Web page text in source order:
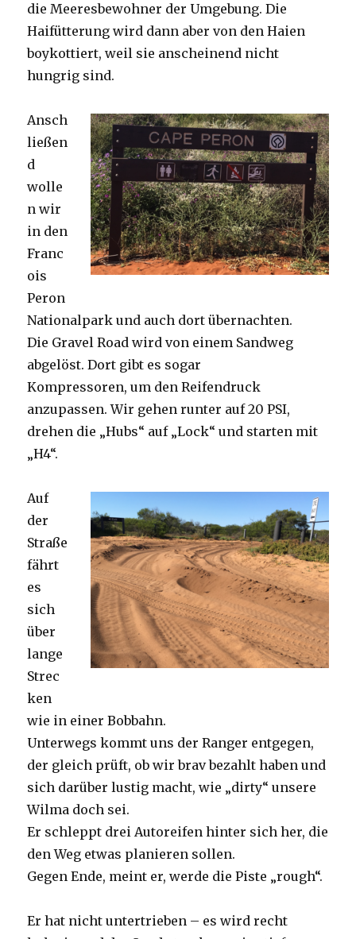
die Meeresbewohner der Umgebung. Die
Haifütterung wird dann aber von den Haien
boykottiert, weil sie anscheinend nicht
hungrig sind.
Ansch
ließen
d
wolle
n wir
in den
Franc
ois
Peron
Nationalpark und auch dort übernachten.
Die Gravel Road wird von einem Sandweg
abgelöst. Dort gibt es sogar
Kompressoren, um den Reifendruck
anzupassen. Wir gehen runter auf 20 PSI,
drehen die „Hubs“ auf „Lock“ und starten mit
„H4“.
Auf
der
Straße
fährt
es
sich
über
lange
Strec
ken
wie in einer Bobbahn.
Unterwegs kommt uns der Ranger entgegen,
der gleich prüft, ob wir brav bezahlt haben und
sich darüber lustig macht, wie „dirty“ unsere
Wilma doch sei.
Er schleppt drei Autoreifen hinter sich her, die
den Weg etwas planieren sollen.
Gegen Ende, meint er, werde die Piste „rough“.
Er hat nicht untertrieben – es wird recht